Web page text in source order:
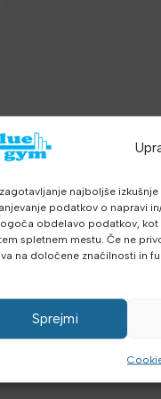
najboljše
podatkov o napravi
obdelavo podatkov, kot
spletnem mestu. Če ne
na določene značilnosti in
Sprejmi